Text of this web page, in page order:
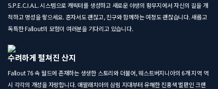
S.P.E.C.I.A.L. 시스템으로 캐릭터를 생성하고 새로운 야생의 황무지에서 자신의 길을 개
척하고 명성을 쌓으세요. 혼자서도 괜찮고, 친구와 함께하는 여정도 괜찮습니다. 새롭고
독특한 Fallout의 모험이 여러분을 기다리고 있습니다.
수려하게 펼쳐진 산지
Fallout 76 속 월드에 존재하는 생생한 스토리와 더불어, 웨스트버지니아의 6개 지역 역
시 각각의 개성을 자랑합니다. 애팔래치아의 삼림 지대부터 유해한 진홍색 벌판인 크랜